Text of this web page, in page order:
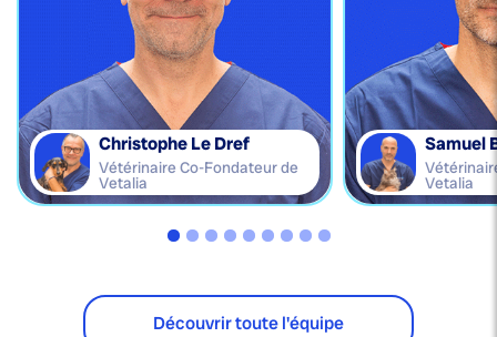
Christophe Le Dref
Vétérinaire Co-Fondateur de
Vetalia
Samuel
Vetalia
Découvrir toute l'équipe